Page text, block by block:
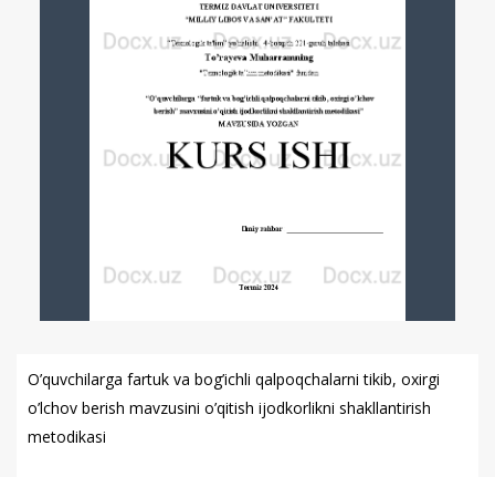
O’quvchilarga fartuk va bog’ichli qalpoqchalarni tikib, oxirgi
o’lchov berish mavzusini o’qitish ijodkorlikni shakllantirish
metodikasi